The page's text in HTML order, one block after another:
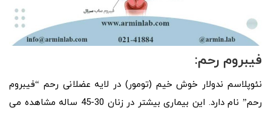
فیبروم رحم:
نئوپلاسم ندولار خوش خیم (تومور) در لایه عضلانی رحم “فیبروم
رحم” نام دارد. این بیماری بیشتر در زنان 30-45 ساله مشاهده می